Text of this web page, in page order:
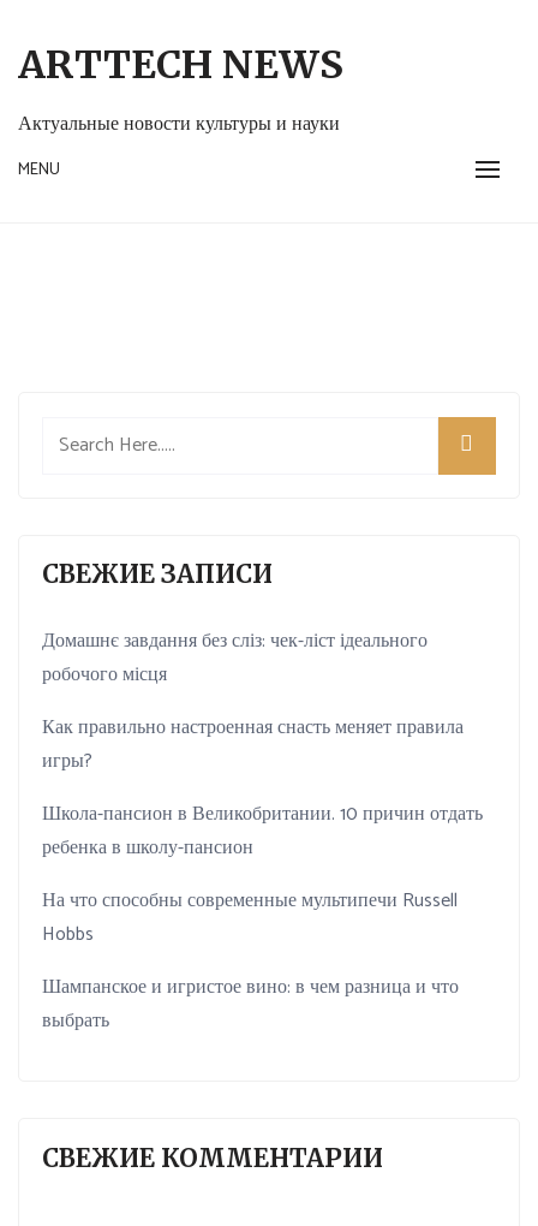
content
ARTTECH NEWS
Актуальные новости культуры и науки
MENU
СВЕЖИЕ ЗАПИСИ
Домашнє завдання без сліз: чек-ліст ідеального
робочого місця
Как правильно настроенная снасть меняет правила
игры?
Школа-пансион в Великобритании. 10 причин отдать
ребенка в школу-пансион
На что способны современные мультипечи Russell
Hobbs
Шампанское и игристое вино: в чем разница и что
выбрать
СВЕЖИЕ КОММЕНТАРИИ